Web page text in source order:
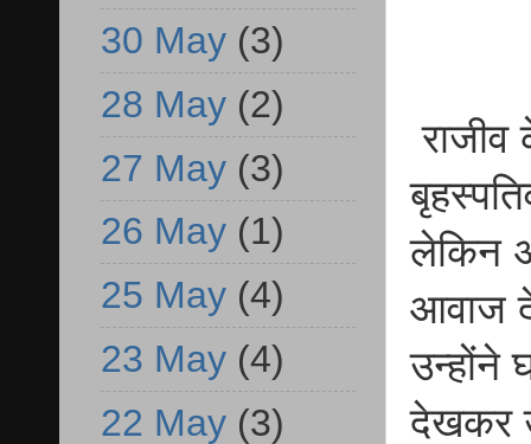
लेकिन
आवाज
देखकर
30 May (3)
28 May (2)
27 May (3)
26 May (1)
25 May (4)
23 May (4)
22 May (3)